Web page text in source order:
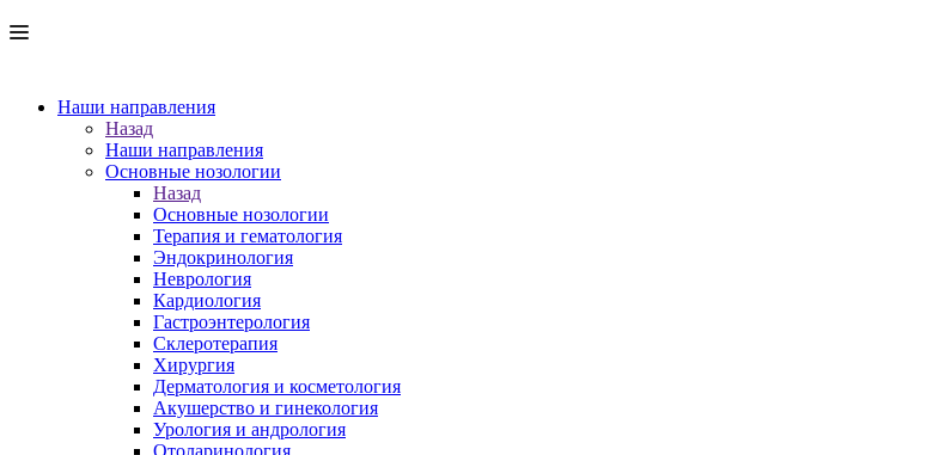
Наши направления
Назад
Наши направления
Основные нозологии
Назад
Основные нозологии
Терапия и гематология
Эндокринология
Неврология
Кардиология
Гастроэнтерология
Склеротерапия
Хирургия
Дерматология и косметология
Акушерство и гинекология
Урология и андрология
Отоларинология